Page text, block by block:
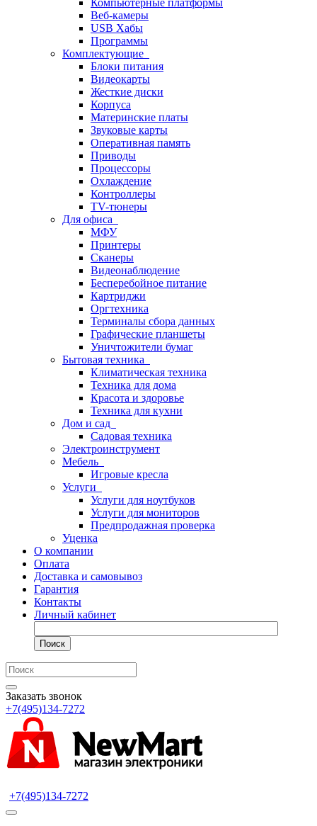
Компьютерные платформы
Веб-камеры
USB Хабы
Программы
Комплектующие
Блоки питания
Видеокарты
Жесткие диски
Корпуса
Материнские платы
Звуковые карты
Оперативная память
Приводы
Процессоры
Охлаждение
Контроллеры
TV-тюнеры
Для офиса
МФУ
Принтеры
Сканеры
Видеонаблюдение
Бесперебойное питание
Картриджи
Оргтехника
Терминалы сбора данных
Графические планшеты
Уничтожители бумаг
Бытовая техника
Климатическая техника
Техника для дома
Красота и здоровье
Техника для кухни
Дом и сад
Садовая техника
Электроинструмент
Мебель
Игровые кресла
Услуги
Услуги для ноутбуков
Услуги для мониторов
Предпродажная проверка
Уценка
О компании
Оплата
Доставка и самовывоз
Гарантия
Контакты
Личный кабинет
Поиск
Заказать звонок
+7(495)134-7272
+7(495)134-7272